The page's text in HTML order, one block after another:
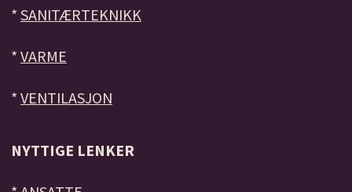
* SANITÆRTEKNIKK
* VARME
* VENTILASJON
NYTTIGE LENKER